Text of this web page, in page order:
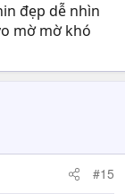
đẹp dễ nhìn
mờ mờ khó
#15